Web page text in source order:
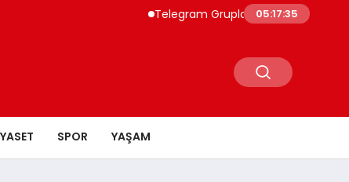
Telegram Grupları Hakkında Bilmeniz
05:17:36
SPOR YAŞAM